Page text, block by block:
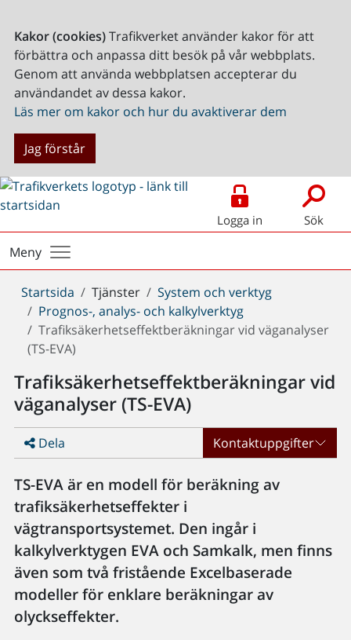
Kakor (cookies)Trafikverket använder kakor för att
förbättra och anpassa ditt besök på vår webbplats.
Genom att använda webbplatsen accepterar du
användandet av dessa kakor.
Läs mer om kakor och hur du avaktiverar dem
Jag förstår
Logga in Sök
Meny
Du
är
här:
Startsida Tjänster
System och verktyg
Prognos-, analys- och kalkylverktyg
Trafiksäkerhetseffektberäkningar vid väganalyser
(TS-EVA)
Trafiksäkerhetseffektberäkningar vid
väganalyser (TS-EVA)
Dela Kontaktuppgifter
TS-EVA är en modell för beräkning av
trafiksäkerhetseffekter i
vägtransportsystemet. Den ingår i
kalkylverktygen EVA och Samkalk, men finns
även som två fristående Excelbaserade
modeller för enklare beräkningar av
olyckseffekter.